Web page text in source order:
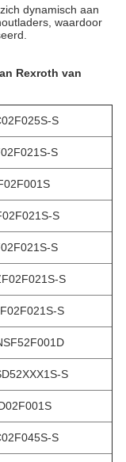
dynamisch aan
waardoor
Rexroth van
S
S
S
S
S
S
S
S